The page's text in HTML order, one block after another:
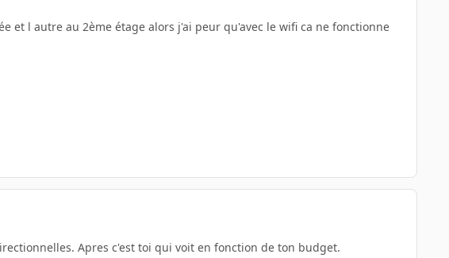
et l autre au 2ème étage alors j'ai peur qu'avec le wifi ca ne fonctionne
Apres c'est toi qui voit en fonction de ton budget.